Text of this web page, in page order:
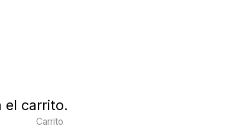
el carrito.
Carrito